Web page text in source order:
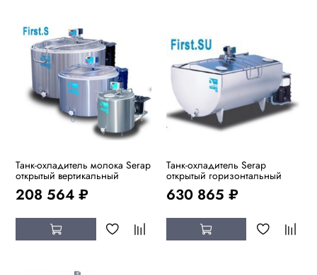
Танк-охладитель молока Serap
открытый вертикальный
208 564 ₽
Танк-охладитель Serap
открытый горизонтальный
630 865 ₽